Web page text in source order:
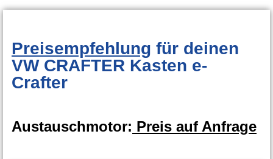
Preisempfehlung für deinen
VW CRAFTER Kasten e-
Crafter
Austauschmotor: Preis auf Anfrage